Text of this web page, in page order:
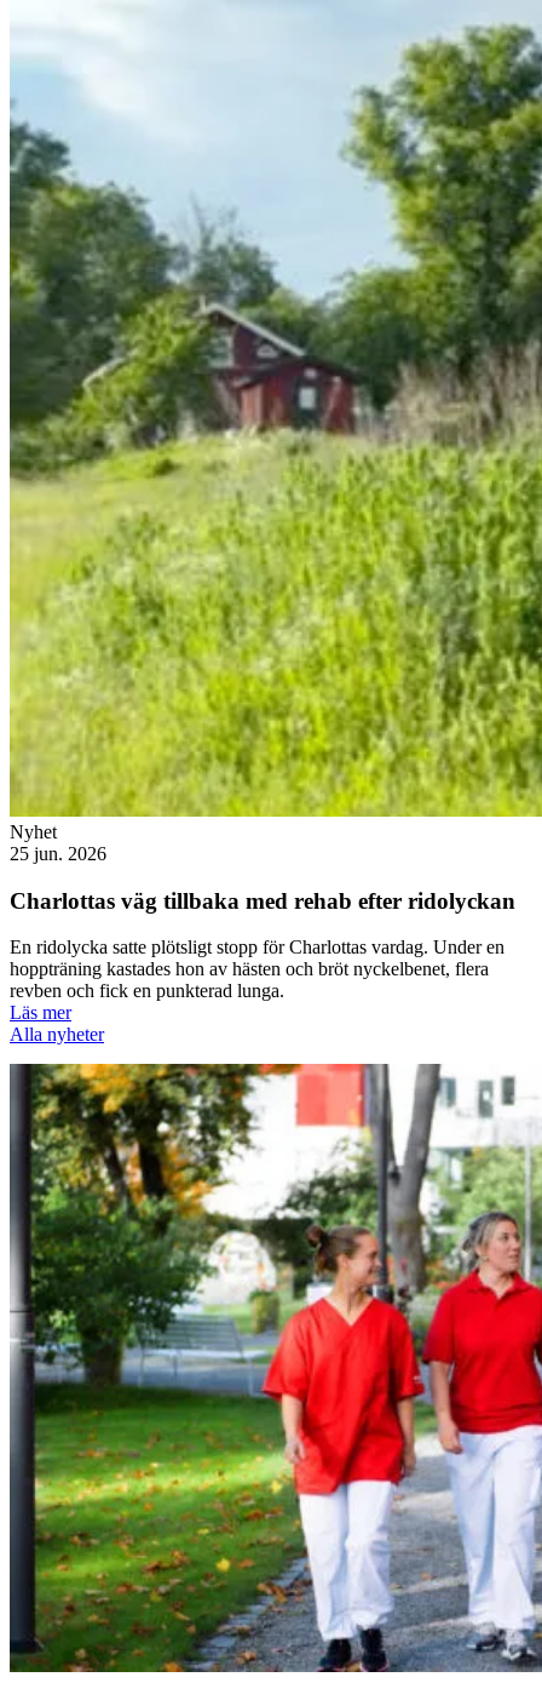
Nyhet
25 jun. 2026
Charlottas väg tillbaka med rehab efter ridolyckan
En ridolycka satte plötsligt stopp för Charlottas vardag. Under en
hoppträning kastades hon av hästen och bröt nyckelbenet, flera
revben och fick en punkterad lunga.
Läs mer
Alla nyheter